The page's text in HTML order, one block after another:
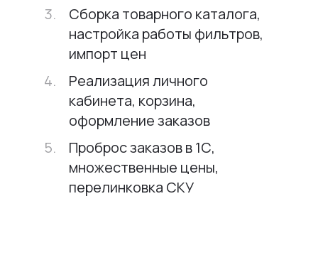
Сборка товарного каталога,
настройка работы фильтров,
импорт цен
Реализация личного
кабинета, корзина,
оформление заказов
Проброс заказов в 1С,
множественные цены,
перелинковка СКУ